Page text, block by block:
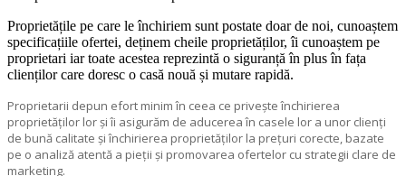
Proprietățile pe care le închiriem sunt postate doar de noi, cunoaștem
specificațiile ofertei, deținem cheile proprietăților, îi cunoaștem pe
proprietari iar toate acestea reprezintă o siguranță în plus în fața
clienților care doresc o casă nouă și mutare rapidă.
Proprietarii depun efort minim în ceea ce privește închirierea
proprietăților lor și îi asigurăm de aducerea în casele lor a unor clienți
de bună calitate și închirierea proprietăților la prețuri corecte, bazate
pe o analiză atentă a pieții și promovarea ofertelor cu strategii clare de
marketing.